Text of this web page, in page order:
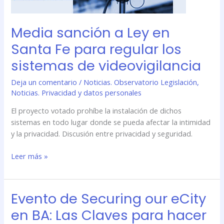
Media sanción a Ley en
Santa Fe para regular los
sistemas de videovigilancia
Deja un comentario / Noticias. Observatorio Legislación,
Noticias. Privacidad y datos personales
El proyecto votado prohíbe la instalación de dichos
sistemas en todo lugar donde se pueda afectar la intimidad
y la privacidad. Discusión entre privacidad y seguridad.
Leer más »
Evento de Securing our eCity
en BA: Las Claves para hacer
Evento
de
Securing